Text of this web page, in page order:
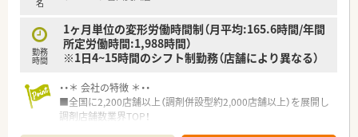
名
勤務
時間
1ヶ月単位の変形労働時間制（月平均:165.6時間/年間
所定労働時間:1,988時間）
※1日4~15時間のシフト制勤務（店舗により異なる）
・・＊ 会社の特徴 ＊・・
■全国に2,200店舗以上（調剤併設型約2,000店舗以上）を展開し
調剤店舗数業界TOP！